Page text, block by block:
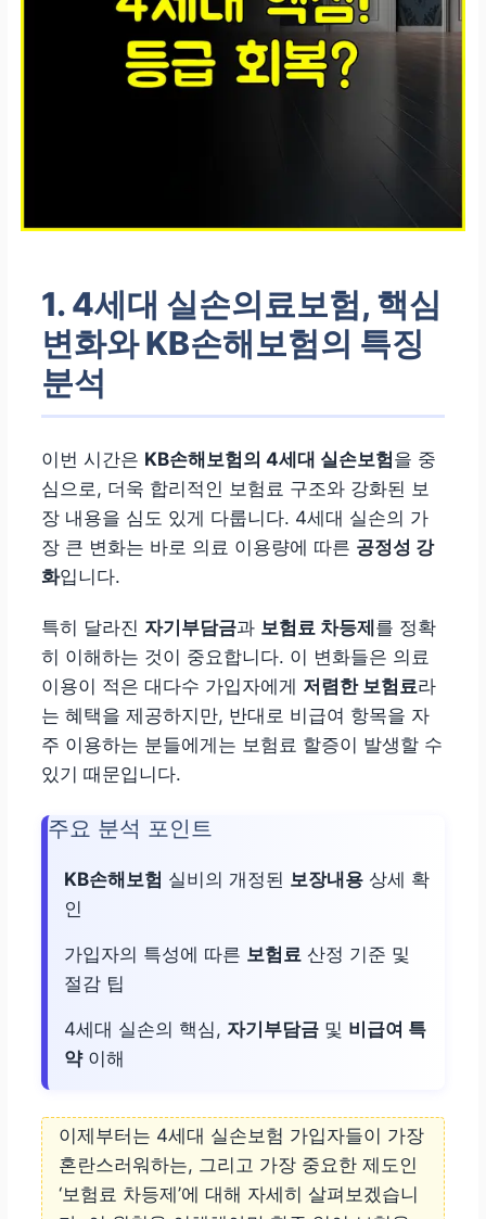
1. 4세대 실손의료보험, 핵심
변화와 KB손해보험의 특징
분석
이번 시간은 KB손해보험의 4세대 실손보험을 중
심으로, 더욱 합리적인 보험료 구조와 강화된 보
장 내용을 심도 있게 다룹니다. 4세대 실손의 가
장 큰 변화는 바로 의료 이용량에 따른 공정성 강
화입니다.
특히 달라진 자기부담금과 보험료 차등제를 정확
히 이해하는 것이 중요합니다. 이 변화들은 의료
이용이 적은 대다수 가입자에게 저렴한 보험료라
는 혜택을 제공하지만, 반대로 비급여 항목을 자
주 이용하는 분들에게는 보험료 할증이 발생할 수
있기 때문입니다.
주요 분석 포인트
KB손해보험 실비의 개정된 보장내용 상세 확
인
가입자의 특성에 따른 보험료 산정 기준 및
절감 팁
4세대 실손의 핵심, 자기부담금 및 비급여 특
약이해
이제부터는 4세대 실손보험 가입자들이 가장
혼란스러워하는, 그리고 가장 중요한 제도인
‘보험료 차등제’에 대해 자세히 살펴보겠습니